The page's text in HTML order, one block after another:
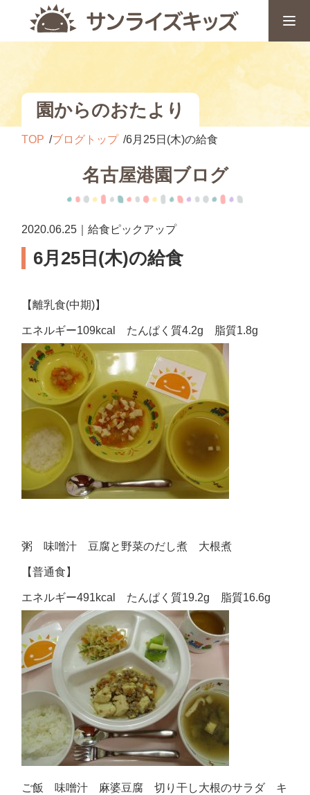
園からのおたより
TOP ブログトップ 6月25日(木)の給食
名古屋港園ブログ
2020.06.25｜給食ピックアップ
6月25日(木)の給食
【離乳食(中期)】
エネルギー109kcal たんぱく質4.2g 脂質1.8g
粥 味噌汁 豆腐と野菜のだし煮 大根煮
【普通食】
エネルギー491kcal たんぱく質19.2g 脂質16.6g
ご飯 味噌汁 麻婆豆腐 切り干し大根のサラダ キ